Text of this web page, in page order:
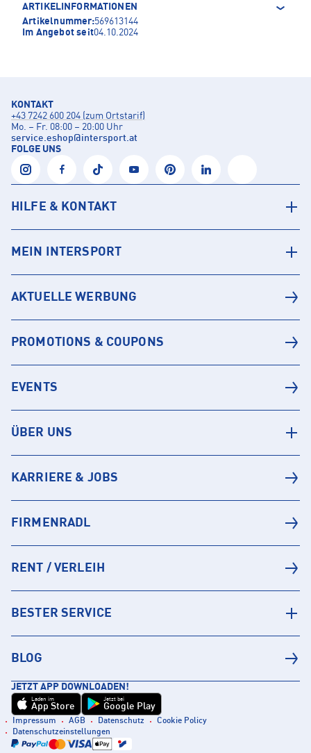
ARTIKELINFORMATIONEN
Artikelnummer:569613144
Im Angebot seit04.10.2024
KONTAKT
+43 7242 600 204 (zum Ortstarif)
Mo. – Fr. 08:00 – 20:00 Uhr
service.eshop@intersport.at
FOLGE UNS
HILFE & KONTAKT
MEIN INTERSPORT
AKTUELLE WERBUNG
PROMOTIONS & COUPONS
EVENTS
ÜBER UNS
KARRIERE & JOBS
FIRMENRADL
RENT / VERLEIH
BESTER SERVICE
BLOG
JETZT APP DOWNLOADEN!
Laden im
App Store
Jetzt bei
Google Play
Impressum AGB Datenschutz
Cookie Policy
Datenschutzeinstellungen